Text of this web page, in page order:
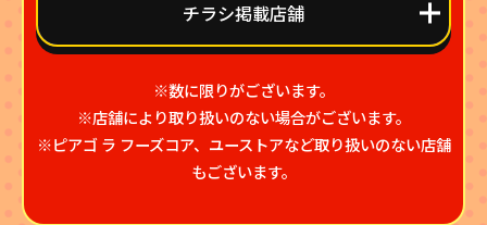
チラシ掲載店舗
※数に限りがございます。
※店舗により取り扱いのない場合がございます。
※ピアゴ ラ フーズコア、ユーストアなど取り扱いのない店舗
もございます。